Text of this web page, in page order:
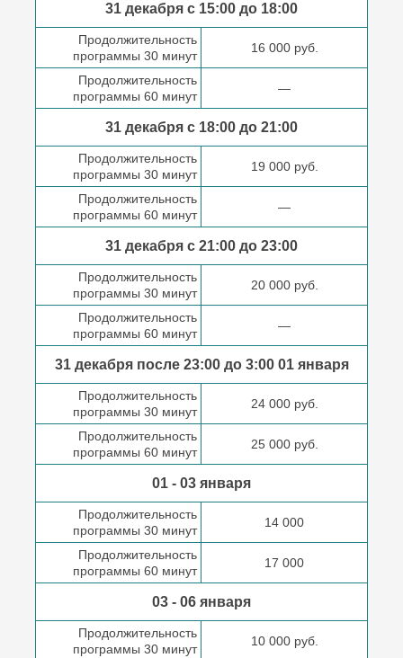
31 декабря с 15:00 до 18:00
Продолжительность
программы 30 минут
16 000 руб.
Продолжительность
программы 60 минут
—
31 декабря с 18:00 до 21:00
Продолжительность
программы 30 минут
19 000 руб.
Продолжительность
программы 60 минут
—
31 декабря с 21:00 до 23:00
Продолжительность
программы 30 минут
20 000 руб.
Продолжительность
программы 60 минут
—
31 декабря после23:00 до 3:0001 января
Продолжительность
программы 30 минут
24 000 руб.
Продолжительность
программы 60 минут
25 000 руб.
01 - 03 января
Продолжительность
программы 30 минут
14 000
Продолжительность
программы 60 минут
17 000
03 - 06 января
Продолжительность
программы 30 минут
10 000 руб.